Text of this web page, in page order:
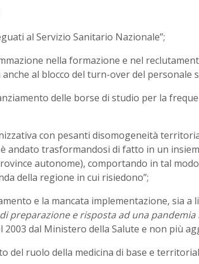
al Servizio Sanitario Nazionale”;
nella formazione e nel
al blocco del turn-over del personale
delle borse di studio per la
con pesanti disomogeneità
andato trasformandosi di fatto in un
autonome), comportando in tal
della regione in cui risiedono”;
e la mancata implementazione, sia a
preparazione e risposta ad una pandemia
2003 dal Ministero della Salute e non più
del ruolo della medicina di base e